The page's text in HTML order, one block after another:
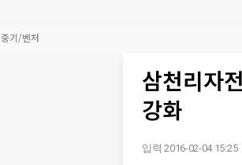
중기/벤처
삼천리자
강화
입력 2016-02-04 15:25